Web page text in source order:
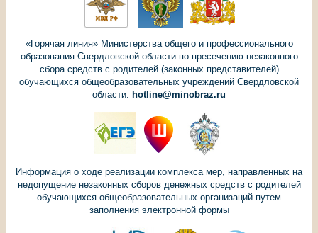
«Горячая линия» Министерства общего и профессионального
образования Свердловской области по пресечению незаконного
сбора средств с родителей (законных представителей)
обучающихся общеобразовательных учреждений Свердловской
области: hotline@minobraz.ru
Информация о ходе реализации комплекса мер, направленных на
недопущение незаконных сборов денежных средств с родителей
обучающихся общеобразовательных организаций путем
заполнения электронной формы